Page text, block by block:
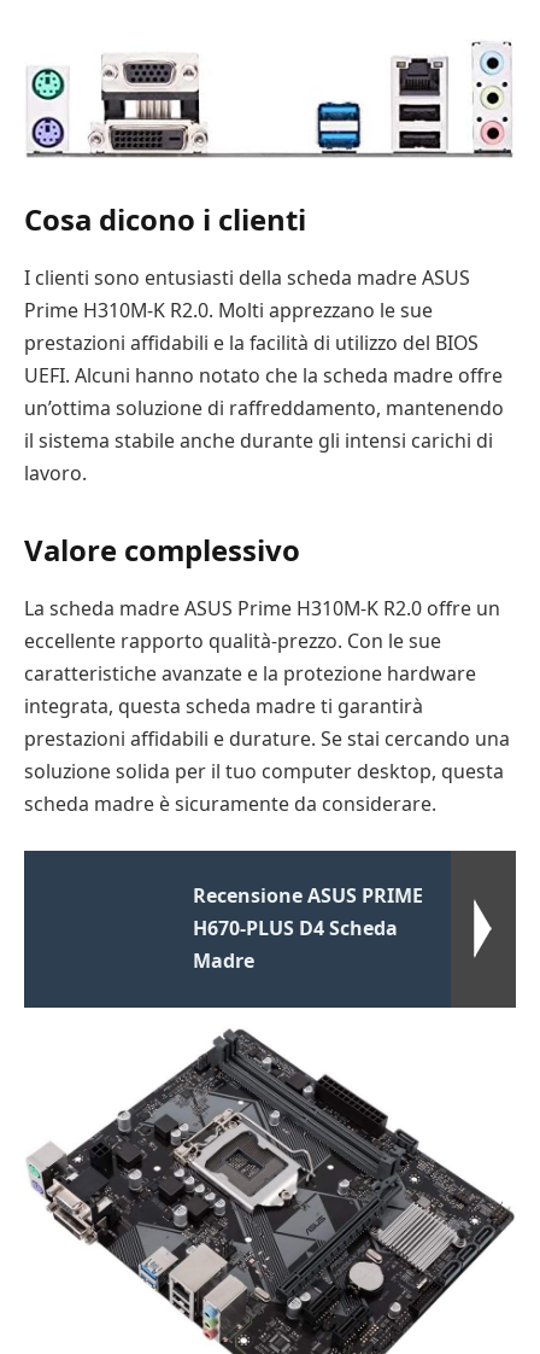
Cosa dicono i clienti
I clienti sono entusiasti della scheda madre ASUS
Prime H310M-K R2.0. Molti apprezzano le sue
prestazioni affidabili e la facilità di utilizzo del BIOS
UEFI. Alcuni hanno notato che la scheda madre offre
un’ottima soluzione di raffreddamento, mantenendo
il sistema stabile anche durante gli intensi carichi di
lavoro.
Valore complessivo
La scheda madre ASUS Prime H310M-K R2.0 offre un
eccellente rapporto qualità-prezzo. Con le sue
caratteristiche avanzate e la protezione hardware
integrata, questa scheda madre ti garantirà
prestazioni affidabili e durature. Se stai cercando una
soluzione solida per il tuo computer desktop, questa
scheda madre è sicuramente da considerare.
Recensione ASUS PRIME
H670-PLUS D4 Scheda
Madre